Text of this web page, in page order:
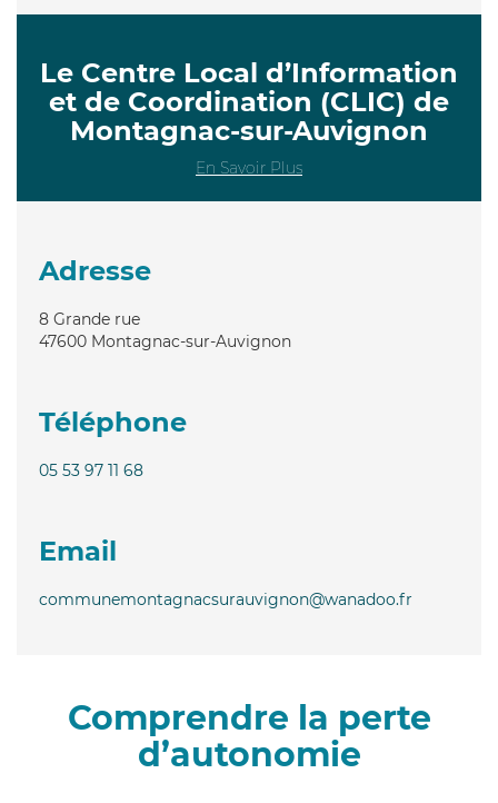
Le Centre Local d’Information
et de Coordination (CLIC) de
Montagnac-sur-Auvignon
En Savoir Plus
Adresse
8 Grande rue
47600 Montagnac-sur-Auvignon
Téléphone
05 53 97 11 68
Email
communemontagnacsurauvignon@wanadoo.fr
Comprendre la perte
d’autonomie